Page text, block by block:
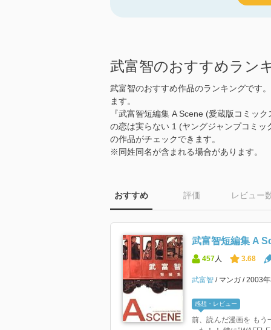
武富智のおすすめラン
武富智のおすすめ作品のランキングです
ます。
『武富智短編集 A Scene (愛蔵版コミッ
の恋は実らない 1 (ヤングジャンプコミ
の作品がチェックできます。
※同姓同名が含まれる場合があります。
おすすめ 評価 レビュー
武富智短編集 A
457人 3.68
武富智 マンガ 2003
感想・レビュー
前、読んだ漫画を も